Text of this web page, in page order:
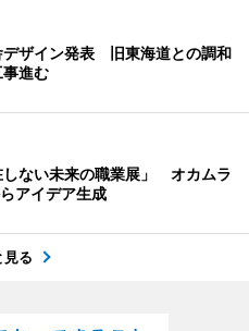
デザイン発表 旧東海道との調和
進む
しない未来の職業展」 オカムラ
アイデア生成
見る